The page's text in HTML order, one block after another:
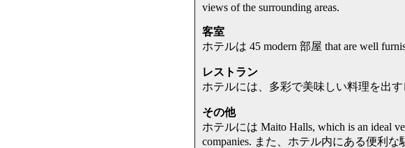
views of the surrounding areas.
客室
ホテルは 45 modern 部屋 that are well
レストラン
ホテルには、多彩で美味しい料理を出す
その他
ホテルには Maito Halls, which is an ideal
companies. また、ホテル内にある便利な